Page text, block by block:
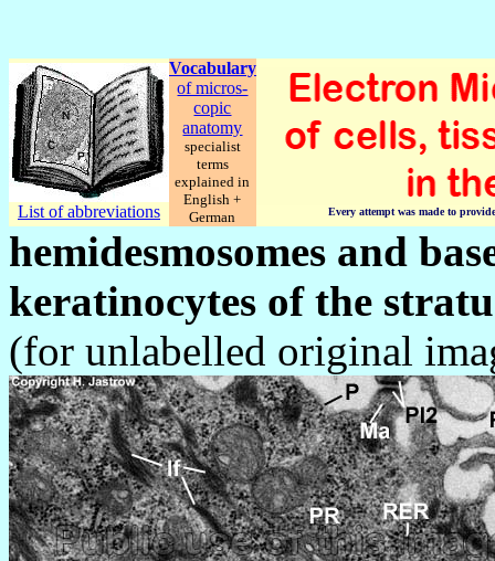
List of abbreviations
Vocabulary
of micros-
copic
anatomy
specialist
terms
explained in
English +
German
Every attempt was made to
hemidesmosomes and
keratinocytes of the
(for unlabelled original